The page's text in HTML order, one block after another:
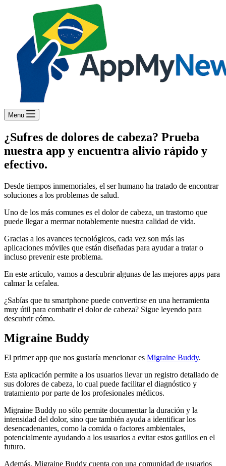
Menu
¿Sufres de dolores de cabeza? Prueba
nuestra app y encuentra alivio rápido y
efectivo.
Desde tiempos inmemoriales, el ser humano ha tratado de encontrar
soluciones a los problemas de salud.
Uno de los más comunes es el dolor de cabeza, un trastorno que
puede llegar a mermar notablemente nuestra calidad de vida.
Gracias a los avances tecnológicos, cada vez son más las
aplicaciones móviles que están diseñadas para ayudar a tratar o
incluso prevenir este problema.
En este artículo, vamos a descubrir algunas de las mejores apps para
calmar la cefalea.
¿Sabías que tu smartphone puede convertirse en una herramienta
muy útil para combatir el dolor de cabeza? Sigue leyendo para
descubrir cómo.
Migraine Buddy
El primer app que nos gustaría mencionar es Migraine Buddy.
Esta aplicación permite a los usuarios llevar un registro detallado de
sus dolores de cabeza, lo cual puede facilitar el diagnóstico y
tratamiento por parte de los profesionales médicos.
Migraine Buddy no sólo permite documentar la duración y la
intensidad del dolor, sino que también ayuda a identificar los
desencadenantes, como la comida o factores ambientales,
potencialmente ayudando a los usuarios a evitar estos gatillos en el
futuro.
Además, Migraine Buddy cuenta con una comunidad de usuarios